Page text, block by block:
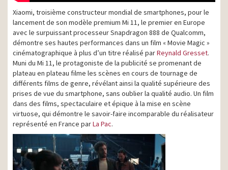
Xiaomi, troisième constructeur mondial de smartphones, pour le
lancement de son modèle premium Mi 11, le premier en Europe
avec le surpuissant processeur Snapdragon 888 de Qualcomm,
démontre ses hautes performances dans un film « Movie Magic »
cinématographique à plus d’un titre réalisé parReynald Gresset.
Muni du Mi 11, le protagoniste de la publicité se promenant de
plateau en plateau filme les scènes en cours de tournage de
différents films de genre, révélant ainsi la qualité supérieure des
prises de vue du smartphone, sans oublier la qualité audio. Un film
dans des films, spectaculaire et épique à la mise en scène
virtuose, qui démontre le savoir-faire incomparable du réalisateur
représenté en France parLa Pac.